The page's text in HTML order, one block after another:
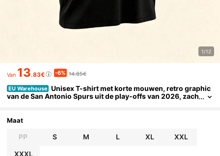
1/12
Van 13.83€ -6% 14.85€
EU Warehouse Unisex T-shirt met korte mouwen, retro graphic
van de San Antonio Spurs uit de play-offs van 2026, zach
Maat
PP S M L XL XXL
XXXL